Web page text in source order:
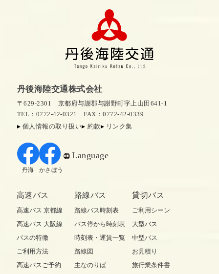
丹後海陸交通株式会社
〒629-2301 京都府与謝郡与謝野町字上山田641-1
TEL：0772-42-0321
FAX：0772-42-0339
個人情報の取り扱い
約款 リンク集
Language
丹海 かさぼう
高速バス
高速バス 京都線
高速バス 大阪線
バスの特徴
ご利用方法
高速バスご予約
路線バス
路線バス時刻表
バス停から時刻表
時刻表・運賃一覧
路線図
主なのりば
貸切バス
ご利用シーン
大型バス
中型バス
お見積り
旅行業条件書